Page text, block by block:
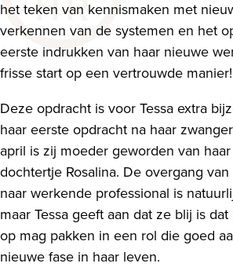
het teken van kennismaken met
verkennen van de systemen en het
eerste indrukken van haar nieuwe
frisse start op een vertrouwde manier!
Deze opdracht is voor Tessa extra
haar eerste opdracht na haar
april is zij moeder geworden van
dochtertje Rosalina. De overgang
naar werkende professional is
maar Tessa geeft aan dat ze blij is
op mag pakken in een rol die goed
nieuwe fase in haar leven.